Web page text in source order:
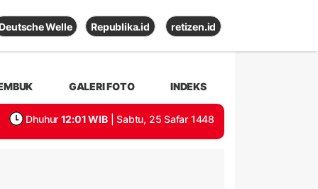
Deutsche Welle Republika.id retizen.id
GALERI FOTO INDEKS
Dhuhur 12:01 WIB | Sabtu, 25 Safar 1448